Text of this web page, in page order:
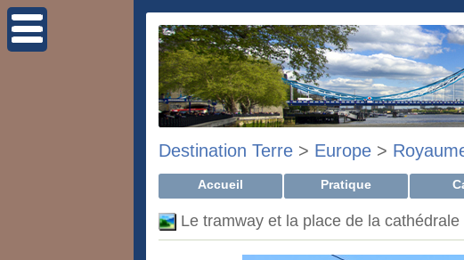
Destination Terre > Europe >
Accueil Pratique
Le tramway et la place de la cathédrale